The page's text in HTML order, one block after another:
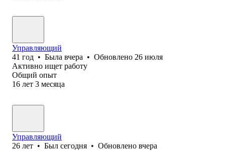
Управляющий
41 год • Была вчера • Обновлено 26 июля
Активно ищет работу
Общий опыт
16 лет 3 месяца
Управляющий
26 лет • Был сегодня • Обновлено вчера